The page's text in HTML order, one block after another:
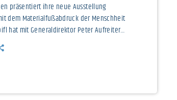
präsentiert ihre neue Ausstellung
dem Materialfußabdruck der Menschheit
hat mit Generaldirektor Peter Aufreiter
Stücke gesprochen. Titelbild von